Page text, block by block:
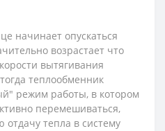
начинает опускаться
возрастает что
вытягивания
теплообменник
режим работы, в котором
перемешиваться,
тепла в систему